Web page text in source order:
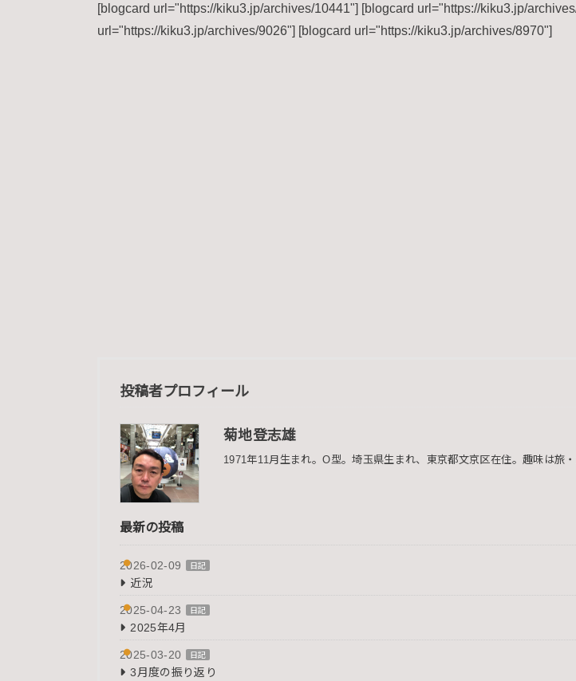
[blogcard url="https://kiku3.jp/archives/10441"] [blogcard url="https://kiku3.jp/
url="https://kiku3.jp/archives/9026"] [blogcard url="https://kiku3.jp/archives/8970"]
投稿者プロフィール
菊地登志雄
1971年11月生まれ。O型。埼玉県生まれ、東京都文京区在住。趣味は旅・
最新の投稿
2026-02-09 日記
近況
2025-04-23 日記
2025年4月
2025-03-20 日記
3月度の振り返り